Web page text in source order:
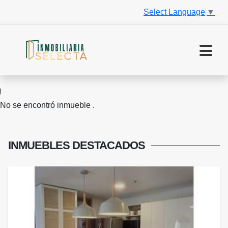
Select Language ▼
No se encontró inmueble .
INMUEBLES DESTACADOS